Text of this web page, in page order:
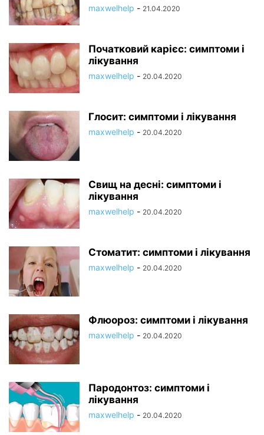
maxwelhelp - 21.04.2020
Початковий карієс: симптоми і
лікування
maxwelhelp - 20.04.2020
Глосит: симптоми і лікування
maxwelhelp - 20.04.2020
Свищ на десні: симптоми і
лікування
maxwelhelp - 20.04.2020
Стоматит: симптоми і лікування
maxwelhelp - 20.04.2020
Флюороз: симптоми і лікування
maxwelhelp - 20.04.2020
Пародонтоз: симптоми і
лікування
maxwelhelp - 20.04.2020